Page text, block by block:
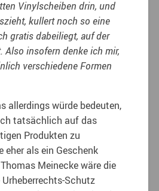
Vinylscheiben drin, und
kullert noch so eine
gratis dabeiliegt, auf der
Also insofern denke ich mir,
verschiedene Formen
allerdings würde bedeuten,
tatsächlich auf das
Produkten zu
eher als ein Geschenk
Meinecke wäre die
Schutz